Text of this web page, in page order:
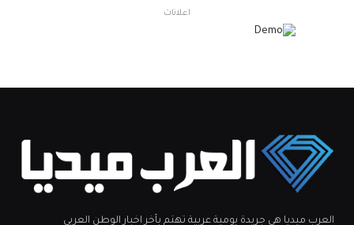
اعلانات
العرب ميديا هي جريدة يومية عربية تهتم بآخر اخبار الوطن العربي